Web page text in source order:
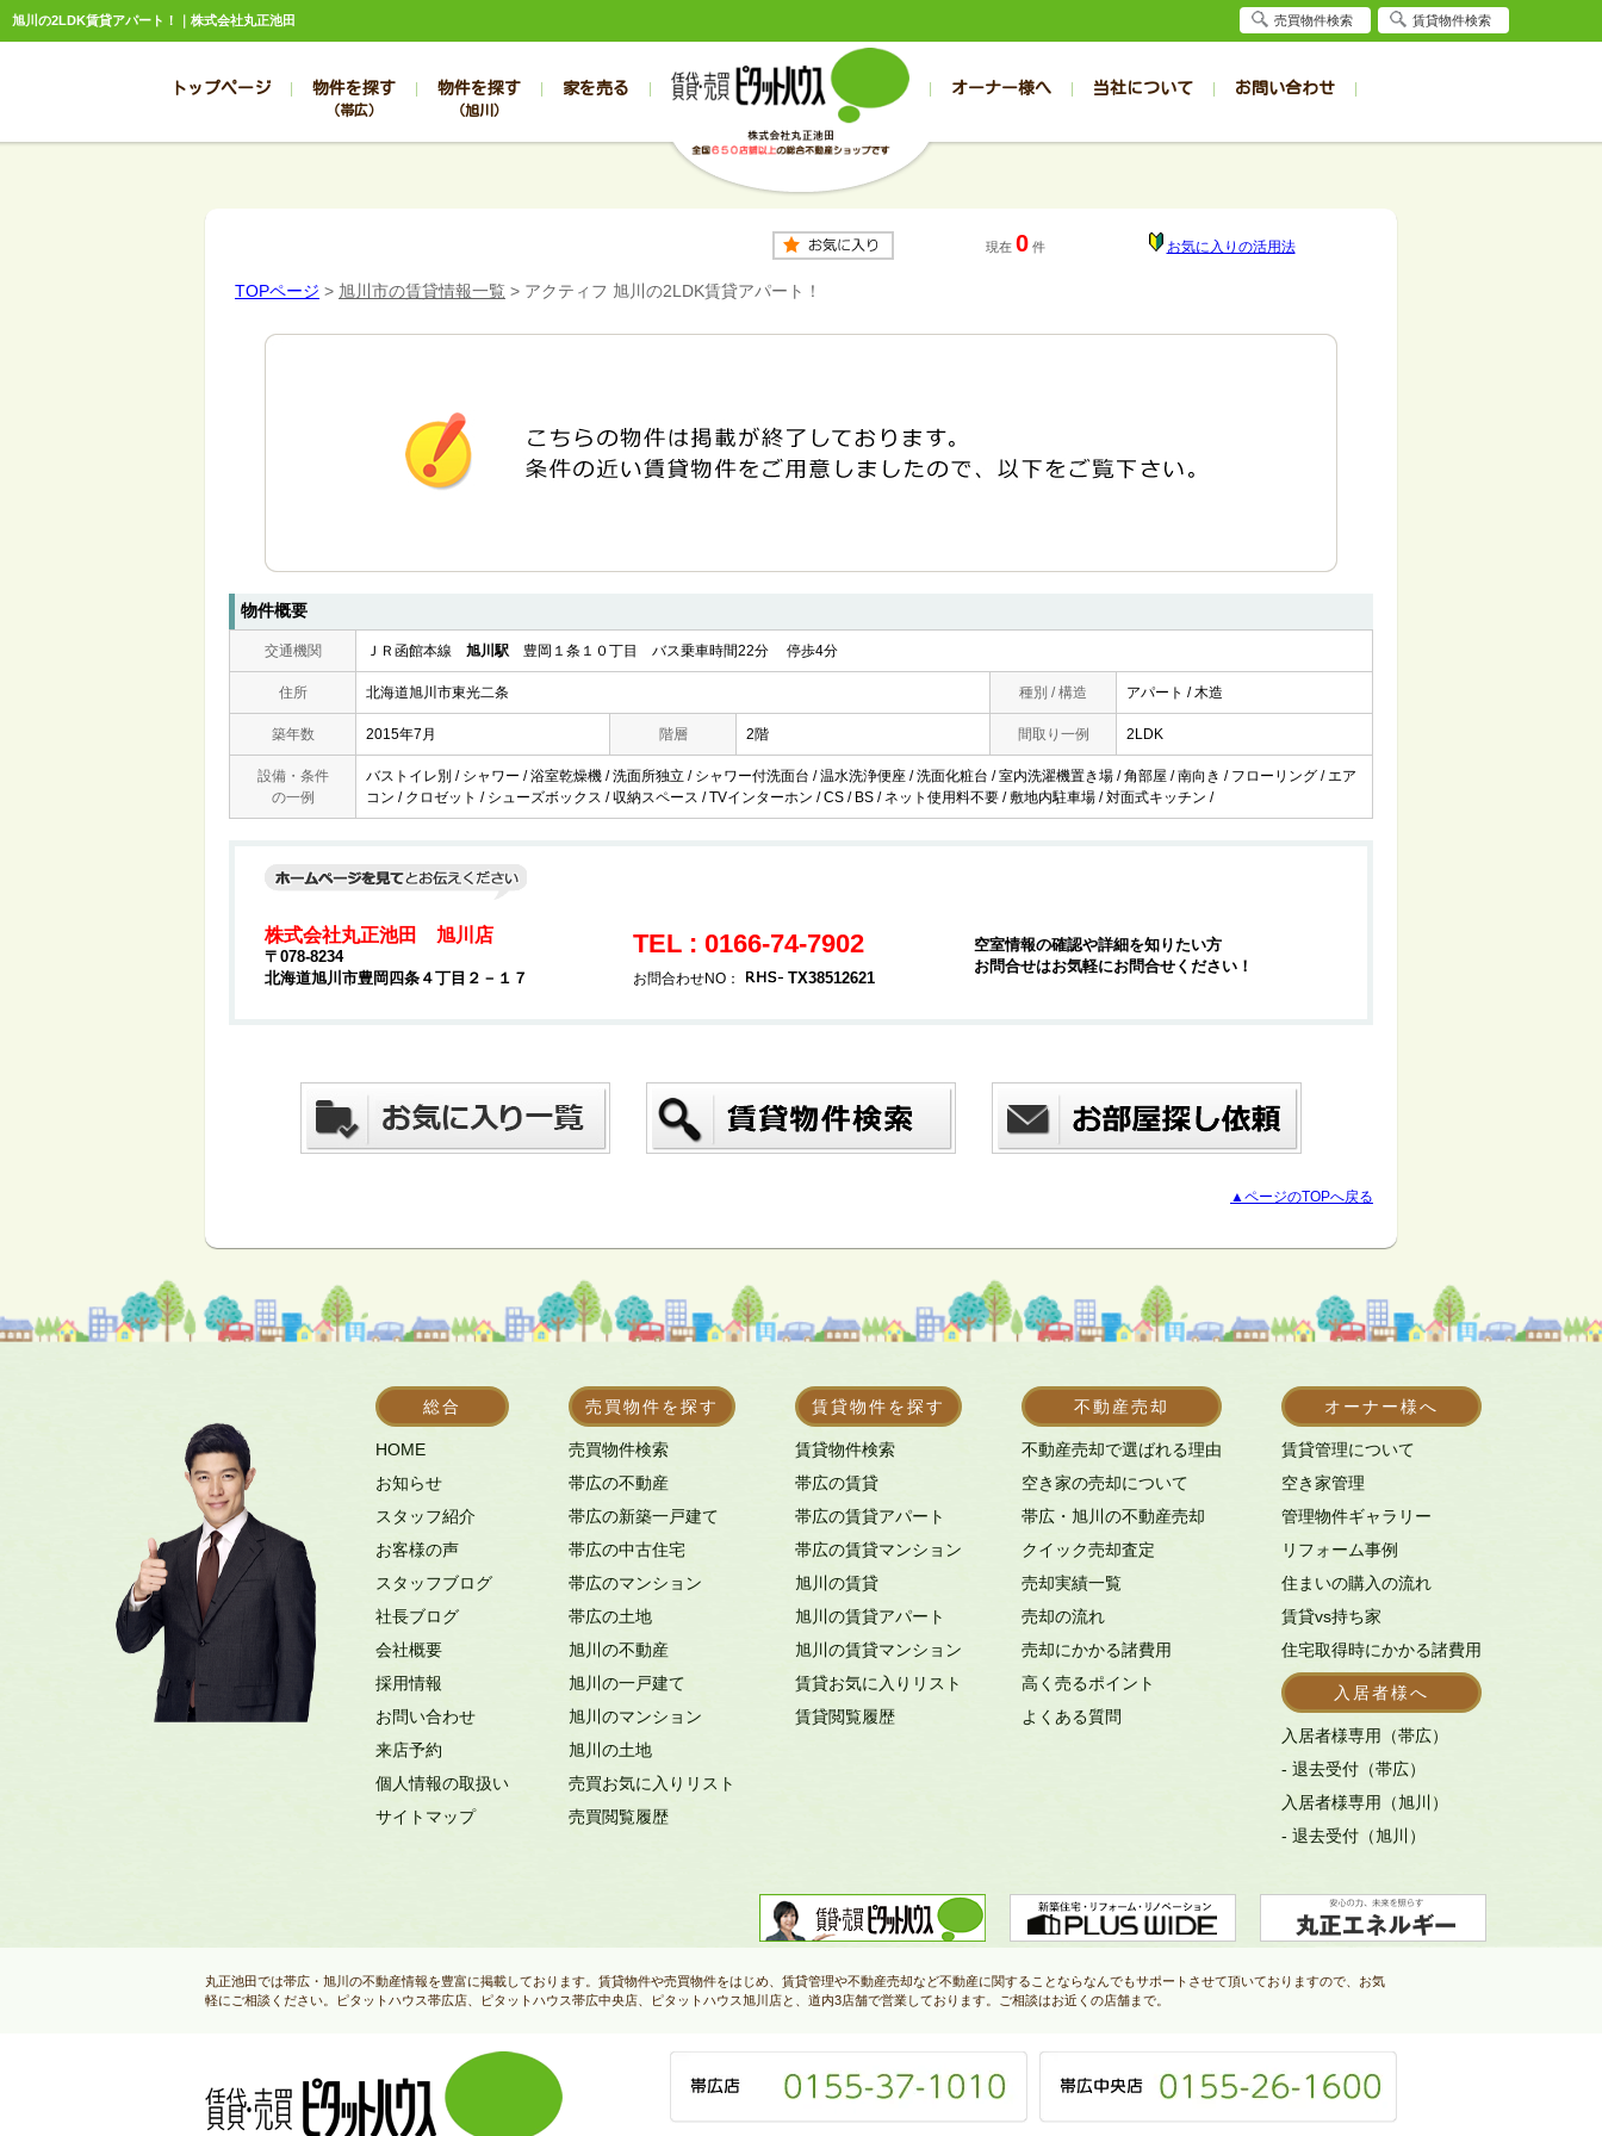
旭川の2LDK賃貸アパート！｜株式会社丸正池田
トップページ 物件を探す
（帯広）
帯広の売買物件一覧
帯広の中古一戸建て
帯広の1000万円以下
帯広の1000万～2000万円
帯広の2000万～3000万円
帯広の賃貸物件一覧
帯広の賃貸アパート
帯広の1R～1K
帯広の1DK～1LDK
物件を探す
（旭川）
旭川の売買物件一覧
旭川の中古一戸建て
旭川の1000万円以下
旭川の1000万～2000万円
旭川の2000万～3000万円
旭川の賃貸物件一覧
旭川の賃貸アパート
旭川の1R～1K
旭川の1DK～1LDK
家を売る オーナー様へ 当社について
スタッフブログ お客様の声
お問い合わせ
売却のお問合せ 入居者様専用（帯広店）
現在 0 件 お気に入りの活用法
TOPページ > 旭川市の賃貸情報一覧 > アクティフ 旭川の2LDK賃貸アパート！
物件概要
交通機関 ＪＲ函館本線 旭川駅 豊岡１条１０丁目 バス乗車時間22分 停歩4分
住所 北海道旭川市東光二条 種別 / 構造 アパート / 木造
築年数 2015年7月 階層 2階 間取り一例 2LDK
設備・条件
の一例
バストイレ別 / シャワー / 浴室乾燥機 / 洗面所独立 / シャワー付洗面台 / 温水洗浄便座 / 洗面化粧台 / 室内洗濯機置き場 / 角部屋 / 南向き / フローリング / エア
コン / クロゼット / シューズボックス / 収納スペース / TVインターホン / CS / BS / ネット使用料不要 / 敷地内駐車場 / 対面式キッチン /
株式会社丸正池田 旭川店
〒078-8234
北海道旭川市豊岡四条４丁目２－１７
TEL : 0166-74-7902
お問合わせNO： TX38512621
空室情報の確認や詳細を知りたい方
お問合せはお気軽にお問合せください！
▲ページのTOPへ戻る
総合
HOME
お知らせ
スタッフ紹介
お客様の声
スタッフブログ
社長ブログ
会社概要
採用情報
お問い合わせ
来店予約
個人情報の取扱い
サイトマップ
売買物件を探す
売買物件検索
帯広の不動産
帯広の新築一戸建て
帯広の中古住宅
帯広のマンション
帯広の土地
旭川の不動産
旭川の一戸建て
旭川のマンション
旭川の土地
売買お気に入りリスト
売買閲覧履歴
賃貸物件を探す
賃貸物件検索
帯広の賃貸
帯広の賃貸アパート
帯広の賃貸マンション
旭川の賃貸
旭川の賃貸アパート
旭川の賃貸マンション
賃貸お気に入りリスト
賃貸閲覧履歴
不動産売却
不動産売却で選ばれる理由
空き家の売却について
帯広・旭川の不動産売却
クイック売却査定
売却実績一覧
売却の流れ
売却にかかる諸費用
高く売るポイント
よくある質問
オーナー様へ
賃貸管理について
空き家管理
管理物件ギャラリー
リフォーム事例
住まいの購入の流れ
賃貸vs持ち家
住宅取得時にかかる諸費用
入居者様へ
入居者様専用（帯広）
- 退去受付（帯広）
入居者様専用（旭川）
- 退去受付（旭川）
丸正池田では帯広・旭川の不動産情報を豊富に掲載しております。賃貸物件や売買物件をはじめ、賃貸管理や不動産売却など不動産に関することならなんでもサポートさせて頂いておりますので、お気
軽にご相談ください。ピタットハウス帯広店、ピタットハウス帯広中央店、ピタットハウス旭川店と、道内3店舗で営業しております。ご相談はお近くの店舗まで。
売買物件検索 賃貸物件検索